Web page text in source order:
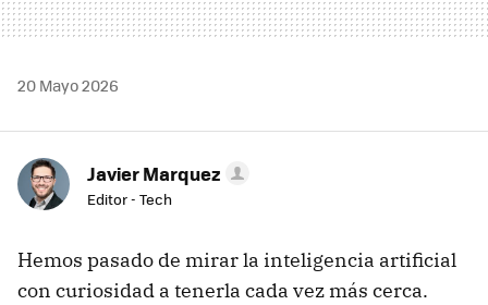
20 Mayo 2026
Javier Marquez
Editor - Tech
Hemos pasado de mirar la inteligencia artificial
con curiosidad a tenerla cada vez más cerca.